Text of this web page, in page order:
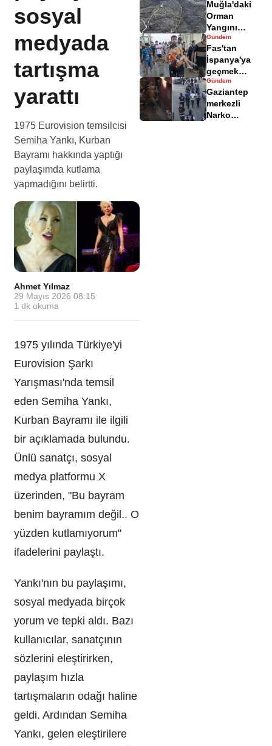
sosyal
medyada
tartışma
yarattı
1975 Eurovision temsilcisi
Semiha Yankı, Kurban
Bayramı hakkında yaptığı
paylaşımda kutlama
yapmadığını belirtti.
Ahmet Yılmaz·
29 Mayıs 2026 08:15 ·
1 dk okuma
1975 yılında Türkiye'yi
Eurovision Şarkı
Yarışması'nda temsil
eden Semiha Yankı,
Kurban Bayramı ile ilgili
bir açıklamada bulundu.
Ünlü sanatçı, sosyal
medya platformu X
üzerinden, "Bu bayram
benim bayramım değil.. O
yüzden kutlamıyorum"
ifadelerini paylaştı.
Yankı'nın bu paylaşımı,
sosyal medyada birçok
yorum ve tepki aldı. Bazı
kullanıcılar, sanatçının
sözlerini eleştirirken,
paylaşım hızla
tartışmaların odağı haline
geldi. Ardından Semiha
Yankı, gelen eleştirilere
yaralandı
Muğla'daki
Orman
Yangını
Sonrası
Zarar Gören
Alanlar
Havadisinde
Gündem
Fas'tan
İspanya'ya
geçmek
isteyen
göçmenler
geri döndü
Gündem
Gaziantep
merkezli
Narko